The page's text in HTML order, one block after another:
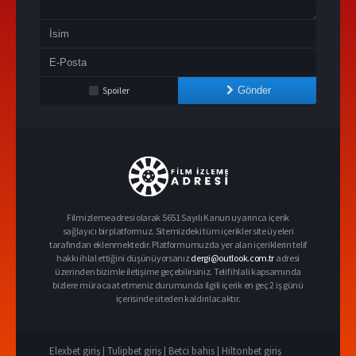
Spoiler Gönder
Filmizlemeadresi olarak 5651 Sayılı Kanun uyarınca içerik
sağlayıcı bir platformuz. Sitemizdeki tüm içerikler site üyeleri
tarafından eklenmektedir. Platformumuzda yer alan içeriklerin telif
hakkı ihlal ettiğini düşünüyorsanızdergi@outlook.com.tr adresi
üzerinden bizimle iletişime geçebilirsiniz. Telif ihlali kapsamında
bizlere müracaat etmeniz durumunda ilgili içerik en geç 2 iş günü
içerisinde siteden kaldırılacaktır.
Elexbet giriş | Tulipbet giriş | Betci bahis | Hiltonbet giriş